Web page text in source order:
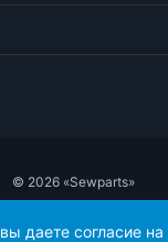
© 2026 «Sewparts»
конфиденциальности
даете согласие на